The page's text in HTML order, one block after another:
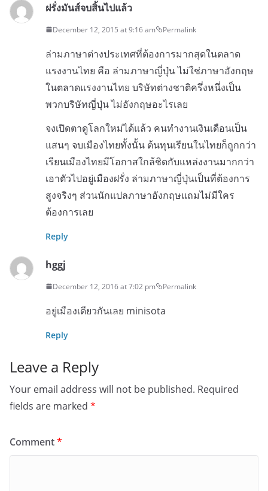
ฝรั่งมันส์จบสิ้นไปแล้ว
December 12, 2015 at 9:16 am Permalink
ล่ามภาษาต่างประเทศที่ต้องการมากสุดในตลาด
แรงงานไทย คือ ล่ามภาษาญี่ปุ่น ไม่ใช่ภาษาอังกฤษ
ในตลาดแรงงานไทย บริษัทต่างชาติครึ่งหนึ่งเป็น
พวกบริษัทญี่ปุ่น ไม่อังกฤษอะไรเลย
จงเปิดตาดูโลกใหม่ได้แล้ว คนทำงานเงินเดือนเป็น
แสนๆ จบเมืองไทยทั้งนั้น ต้นทุนเรียนในไทยก็ถูกกว่า
เรียนเมืองไทยมีโอกาสใกล้ชิดกับแหล่งงานมากกว่า
เอาตัวไปอยู่เมืองฝรั่ง ล่ามภาษาญี่ปุ่นเป็นที่ต้องการ
สูงจริงๆ ส่วนนักแปลภาษาอังกฤษแถมไม่มีใคร
ต้องการเลย
Reply
hggj
December 12, 2016 at 7:02 pm Permalink
อยู่เมืองเดียวกันเลย minisota
Reply
Leave a Reply
Your email address will not be published. Required
fields are marked *
Comment*